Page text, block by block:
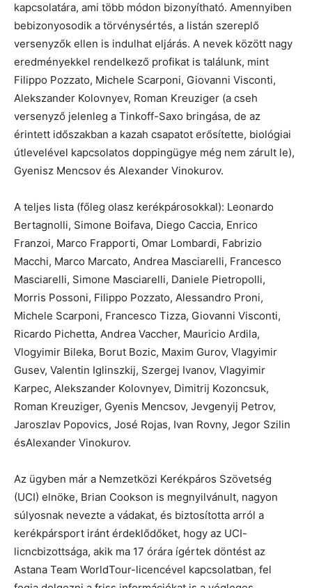
kapcsolatára, ami több módon bizonyítható. Amennyiben
bebizonyosodik a törvénysértés, a listán szereplő
versenyzők ellen is indulhat eljárás. A nevek között nagy
eredményekkel rendelkező profikat is találunk, mint
Filippo Pozzato, Michele Scarponi, Giovanni Visconti,
Alekszander Kolovnyev, Roman Kreuziger (a cseh
versenyző jelenleg a Tinkoff-Saxo bringása, de az
érintett időszakban a kazah csapatot erősítette, biológiai
útlevelével kapcsolatos doppingügye még nem zárult le),
Gyenisz Mencsov és Alexander Vinokurov.
A teljes lista (főleg olasz kerékpárosokkal): Leonardo
Bertagnolli, Simone Boifava, Diego Caccia, Enrico
Franzoi, Marco Frapporti, Omar Lombardi, Fabrizio
Macchi, Marco Marcato, Andrea Masciarelli, Francesco
Masciarelli, Simone Masciarelli, Daniele Pietropolli,
Morris Possoni, Filippo Pozzato, Alessandro Proni,
Michele Scarponi, Francesco Tizza, Giovanni Visconti,
Ricardo Pichetta, Andrea Vaccher, Mauricio Ardila,
Vlogyimir Bileka, Borut Bozic, Maxim Gurov, Vlagyimir
Gusev, Valentin Iglinszkij, Szergej Ivanov, Vlagyimir
Karpec, Alekszander Kolovnyev, Dimitrij Kozoncsuk,
Roman Kreuziger, Gyenis Mencsov, Jevgenyij Petrov,
Jaroszlav Popovics, José Rojas, Ivan Rovny, Jegor Szilin
ésAlexander Vinokurov.
Az ügyben már a Nemzetközi Kerékpáros Szövetség
(UCI) elnöke, Brian Cookson is megnyilvánult, nagyon
súlyosnak nevezte a vádakat, és biztosította arról a
kerékpársport iránt érdeklődőket, hogy az UCI-
licncbizottsága, akik ma 17 órára ígértek döntést az
Astana Team WorldTour-licencével kapcsolatban, fel